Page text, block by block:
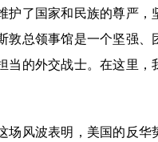
护了国家和民族的尊严
敦总领事馆是一个坚强
当的外交战士。在这里
风波表明，美国的反华